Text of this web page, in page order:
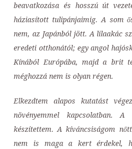
beavatkozása és hosszú út
háziasított tulipánjaimig. A som
nem, az Japánból jött. A lilaakác
eredeti otthonától; egy angol
Kínából Európába, majd a brit
méghozzá nem is olyan régen.
Elkezdtem alapos kutatást
növényemmel kapcsolatban. A
készítettem. A kíváncsiságom
nem is maga a kert érdekel,